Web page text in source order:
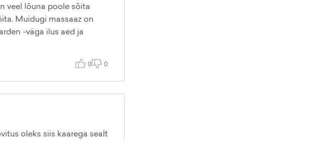
veel lõuna poole sõita
Muidugi massaaz on
-väga ilus aed ja
0 0
oleks siis kaarega sealt